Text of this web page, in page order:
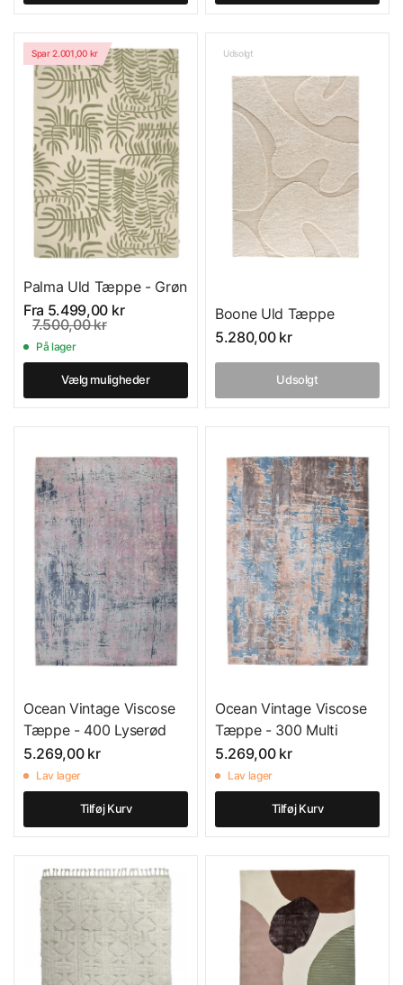
Spar 2.001,00 kr
Palma Uld Tæppe - Grøn
Fra 5.499,00 kr
7.500,00 kr
På lager
Vælg muligheder
Udsolgt
Boone Uld Tæppe
5.280,00 kr
Udsolgt
Ocean Vintage Viscose
Tæppe - 400 Lyserød
5.269,00 kr
Lav lager
Tilføj Kurv
Ocean Vintage Viscose
Tæppe - 300 Multi
5.269,00 kr
Lav lager
Tilføj Kurv